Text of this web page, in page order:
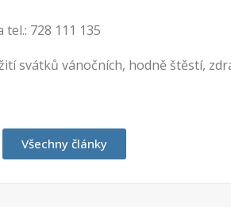
728 111 135
svátků vánočních, hodně štěstí,
Všechny články